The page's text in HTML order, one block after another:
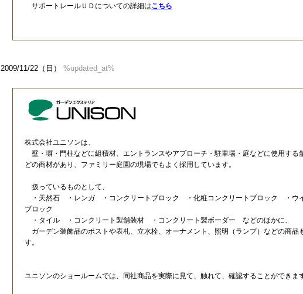
サポートレールＵＤについての詳細はこちら
2009/11/22（日） %updated_at%
株式会社ユニソンは、
壁・塀・門柱などに組積材、エントランスやアプローチ・駐車場・庭などに使用する
どの商材があり、ファミリー庭園の現場でもよく採用しています。
扱っているものとして、
・天然石 ・レンガ ・コンクリートブロック ・化粧コンクリートブロック ・ウ
ブロック
・タイル ・コンクリート製舗装材 ・コンクリート製ボーダー などのほかに、
ガーデン装飾品のポストや表札、立水栓、オーナメント、照明（ランプ）などの商品
す。
ユニソンのショールームでは、同社商品を実際に見て、触れて、確認することができます